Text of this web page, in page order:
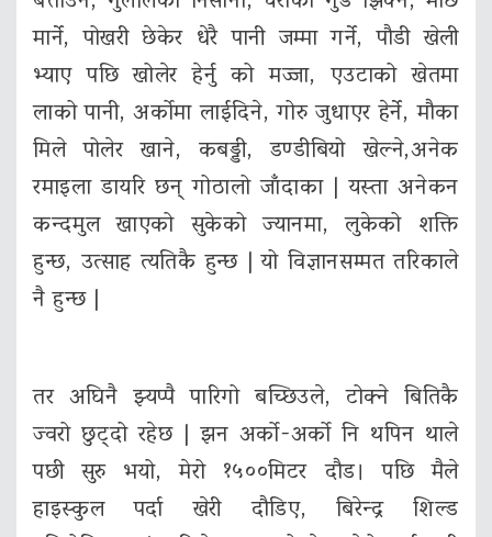
मार्ने, पोखरी छेकेर धेरै पानी जम्मा गर्ने, पौडी खेली
भ्याए पछि खोलेर हेर्नु को मज्जा, एउटाको खेतमा
लाको पानी, अर्कोमा लाईदिने, गोरु जुधाएर हेर्ने, मौका
मिले पोलेर खाने, कबड्डी, डण्डीबियो खेल्ने,अनेक
रमाइला डायरि छन् गोठालो जाँदाका | यस्ता अनेकन
कन्दमुल खाएको सुकेको ज्यानमा, लुकेको शक्ति
हुन्छ, उत्साह त्यतिकै हुन्छ | यो विज्ञानसम्मत तरिकाले
नै हुन्छ |
तर अघिनै झ्यप्पै पारिगो बच्छिउले, टोक्ने बितिकै
ज्वरो छुट्दो रहेछ | झन अर्को-अर्को नि थपिन थाले
पछी सुरु भयो, मेरो १५००मिटर दौड। पछि मैले
हाइस्कुल पर्दा खेरी दौडिए, बिरेन्द्र शिल्ड